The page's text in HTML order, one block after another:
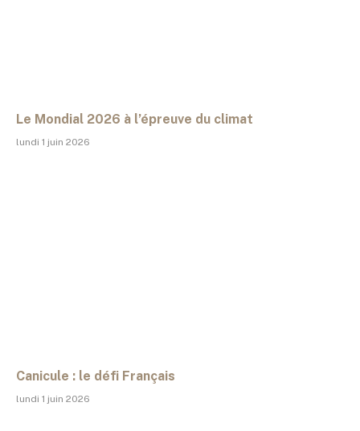
Le Mondial 2026 à l’épreuve du climat
lundi 1 juin 2026
Canicule : le défi Français
lundi 1 juin 2026